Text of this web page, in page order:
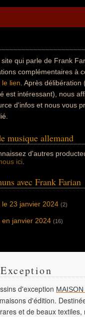
qui parle de Frank
complémentaires à
le lien . Après
est intéressant), nous
d'infos et nous vous
musique allemand
d'autres
ici
avec Frank Farian
23 janvier 2024 (2)
janvier 2024 (16)
d'exception
d'édition.
et de beaux textiles,